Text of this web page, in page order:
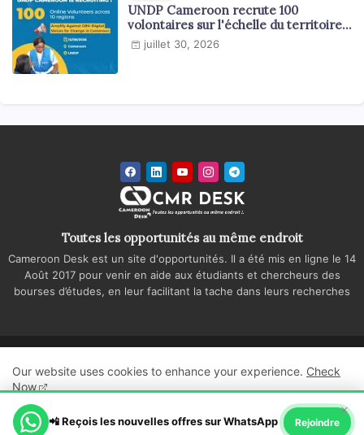
UNDP Cameroon recrute 100
volontaires sur l'échelle du territoire
national
juillet 30, 2026
Toutes les opportunités au même endroit
Cameroon Desk est un site d'opportunités. Il a été mis en ligne le 14
Août 2017 pour venir en aide aux étudiants et chercheurs des
bourses d’études, en leur facilitant la tache dans leurs recherches
Cameroon Desk
Politique de confidentialité
Regie publicitaire
Our website uses cookies to enhance your experience. Check
Now
Ok, Go it!
×
📲 Reçois les nouvelles offres sur WhatsApp Rejoindre